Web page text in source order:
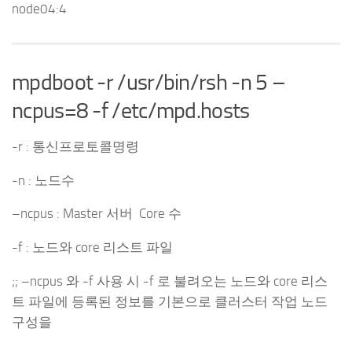
node04:4
mpdboot -r /usr/bin/rsh -n 5 –
ncpus=8 -f /etc/mpd.hosts
-r : 통신프로토콜명령
-n : 노드수
–ncpus : Master 서버 Core 수
-f : 노드와 core 리스트 파일
;; –ncpus 와 -f 사용 시 -f 로 불려오는 노드와 core 리스
트 파일에 등록된 정보를 기본으로 클러스터 작업 노드
구성을